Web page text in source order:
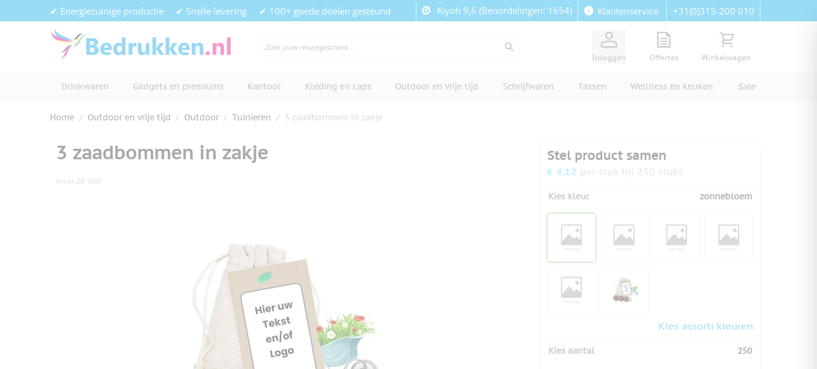
Ga naar de inhoud✔ Energiezuinige productie ✔ Snelle levering ✔ 100+ goede doelen gesteund Kiyoh 9,6 (Beoordelingen: 1654) Klantenservice +31(0)315-200 010
Inloggen
View quote, Quote is empty
Offertes
Bekijk winkelwagen,
Winkelwagen
Drinkwaren Gadgets en premiums Kantoor Kleding en caps Outdoor en vrije tijd Schrijfwaren Tassen Wellness en keuken Sale
Home / Outdoor en vrije tijd / Outdoor / Tuinieren / 3 zaadbommen in zakje
3 zaadbommen in zakje
Art.nr.ZB-1006
Stel product samen
€ 4,12 per stuk bij 250 stuks
Kies kleur zonnebloem
Kies assorti kleuren
Kies aantal 250